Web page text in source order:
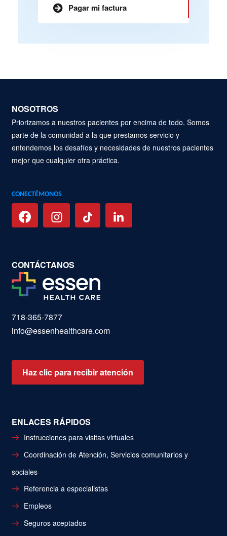
Pagar mi factura
NOSOTROS
Priorizamos a nuestros pacientes por encima de todo. Somos
parte de la comunidad a la que prestamos servicio y
entendemos los desafíos y necesidades de nuestros pacientes
mejor que cualquier otra práctica.
CONECTÉMONOS
CONTÁCTANOS
718-365-7877
info@essenhealthcare.com
Haz clic para recibir atención
ENLACES RÁPIDOS
Instrucciones para visitas virtuales
Coordinación de Atención, Servicios comunitarios y
sociales
Referencia a especialistas
Empleos
Seguros aceptados